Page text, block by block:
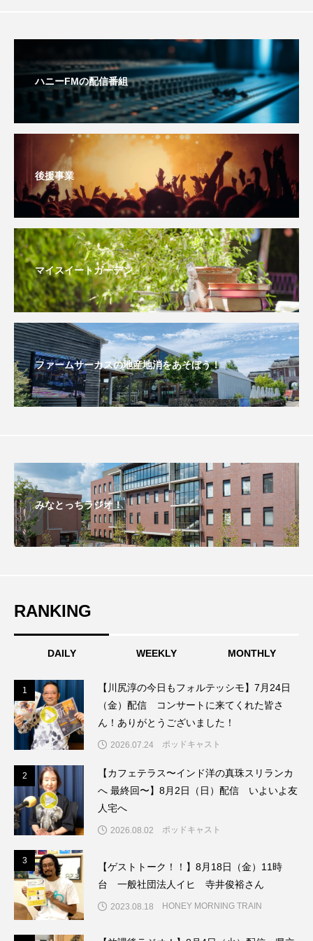
おしえて絵本 おでかけ情報
おばあちゃんと僕の約束 おもいおいも
かしこいグレーテル かもめ食堂
がんを知り、がんを考える きてみで東北
きもちはなにいろ？ くまぐみ
くるまのなかには？ けやき台中学校
けやき台小学校
こうべさんだ伝統文化体験フェスタ
こうべさんだ伝統文化体験フェスタ2026
こうべさんだ能・狂言・講談子ども教室
こども学芸員とつくる『夏のこども美術館』
こばえちゃ東北 こーろ・るみえーる
さっちゃん社協だより すずかけ台
ちめいど雄介のお砂糖ミルクはどうされますか
つなごーごー てっぺんの向こうにあなたがいる
とくとくトーク
なきごえバス にげてさがして のん
はたらくおやさい バナナもいるよ！
ぱかっ ひとつの机、ふたつの制服
ひろかわさえこ ぴぽん ふくし情報
ふじ幼稚園 ふたりの魔女 ふつうの子ども
ぶらりまち歩き まこみちの爆笑肉トーク！
ハニーFMの配信番組
後援事業
マイスイートガーデン
ファームサーカスの地産地消をあそぼう！
みなとっちラジオ！
RANKING
DAILY WEEKLY MONTHLY
1
【川尻淳の今日もフォルテッシモ】7月24日
（金）配信 コンサートに来てくれた皆さ
ん！ありがとうございました！
2026.07.24 ポッドキャスト
2
【カフェテラス〜インド洋の真珠スリランカ
へ 最終回〜】8月2日（日）配信 いよいよ友
人宅へ
2026.08.02 ポッドキャスト
3
【ゲストトーク！！】8月18日（金）11時
台 一般社団法人イヒ 寺井俊裕さん
2023.08.18 HONEY MORNING TRAIN